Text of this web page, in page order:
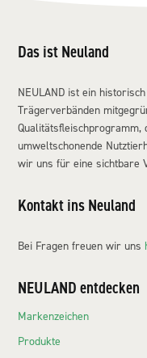
Das ist Neuland
NEULAND ist ein
Trägerverbänden
umweltschonende
wir uns für eine sichtbare
Kontakt ins Neuland
Bei Fragen freuen wir uns
NEULAND entdecken
Markenzeichen
Produkte